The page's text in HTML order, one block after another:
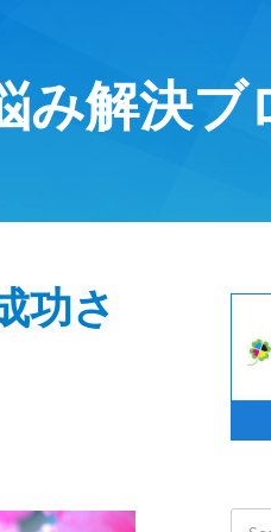
み解決ブ
功さ